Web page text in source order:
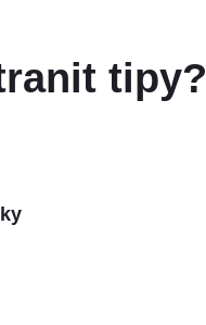
tipy?